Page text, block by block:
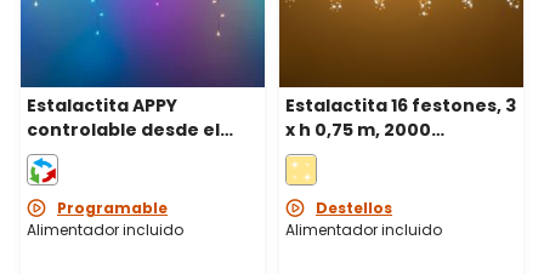
Estalactita APPY
controlable desde el
smartphone, 4 x h 0,9 m,
125 Píxeles led RGB
Programable
Alimentador incluido
Estalactita 16 festones, 3
x h 0,75 m, 2000
microled alta densidad
blanco cálido, cable
metal plata
Destellos
Alimentador incluido